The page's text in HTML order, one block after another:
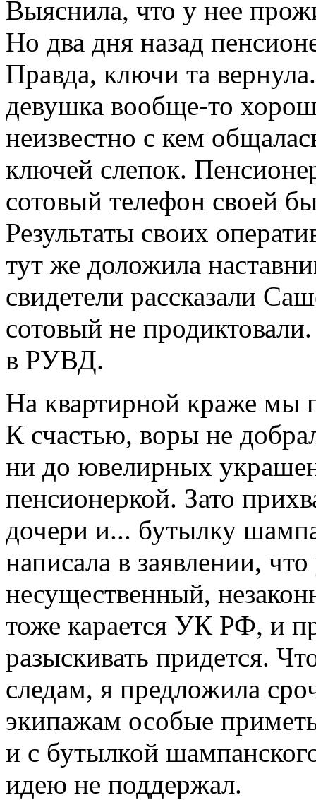
Выяснила, что у нее
Но два дня назад
Правда, ключи та
девушка вообще-то
неизвестно с кем
ключей слепок.
сотовый телефон своей
Результаты своих
тут же доложила
свидетели рассказали
сотовый не
в РУВД.
На квартирной краже мы
К счастью, воры не
ни до ювелирных
пенсионеркой. Зато
дочери и... бутылку
написала в заявлении,
несущественный,
тоже карается УК РФ, и
разыскивать придется.
следам, я предложила
экипажам особые
и с бутылкой
идею не поддержал.